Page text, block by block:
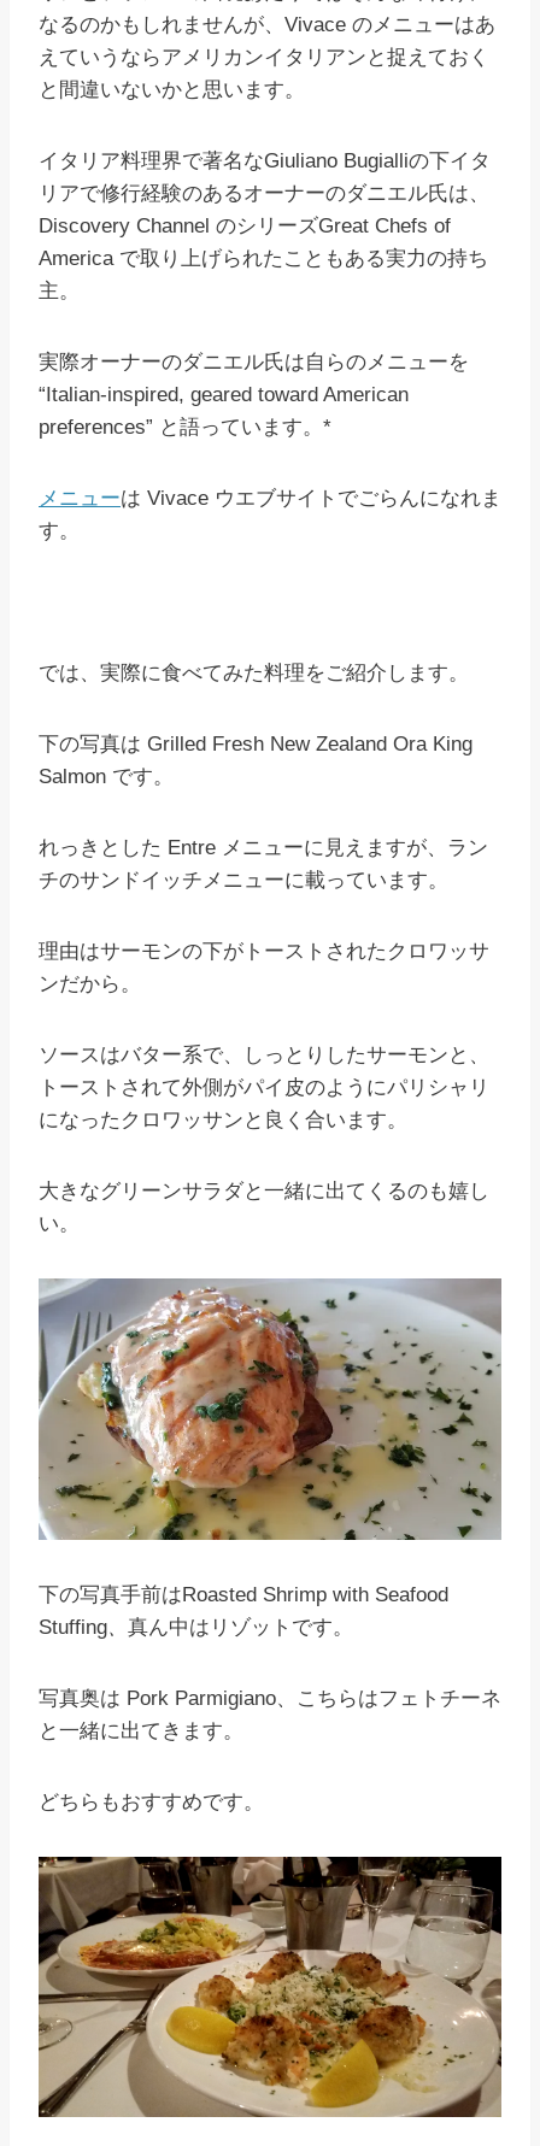
なるのかもしれませんが、Vivace のメニューはあ
えていうならアメリカンイタリアンと捉えておく
と間違いないかと思います。
イタリア料理界で著名なGiuliano Bugialliの下イタ
リアで修行経験のあるオーナーのダニエル氏は、
Discovery Channel のシリーズGreat Chefs of
America で取り上げられたこともある実力の持ち
主。
実際オーナーのダニエル氏は自らのメニューを
“Italian-inspired, geared toward American
preferences” と語っています。*
メニューは Vivace ウエブサイトでごらんになれま
す。
では、実際に食べてみた料理をご紹介します。
下の写真は Grilled Fresh New Zealand Ora King
Salmon です。
れっきとした Entre メニューに見えますが、ラン
チのサンドイッチメニューに載っています。
理由はサーモンの下がトーストされたクロワッサ
ンだから。
ソースはバター系で、しっとりしたサーモンと、
トーストされて外側がパイ皮のようにパリシャリ
になったクロワッサンと良く合います。
大きなグリーンサラダと一緒に出てくるのも嬉し
い。
下の写真手前はRoasted Shrimp with Seafood
Stuffing、 真ん中はリゾットです。
写真奥は Pork Parmigiano、こちらはフェトチーネ
と一緒に出てきます。
どちらもおすすめです。